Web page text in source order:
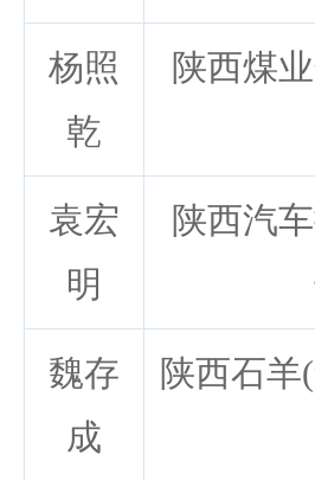
杨照
乾
陕西煤
袁宏
明
陕西汽
魏存
成
陕西石